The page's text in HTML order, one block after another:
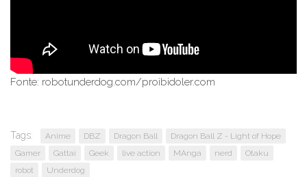
Fonte: robotunderdog.com/proibidoler.com
Tags: Anime DBZ Dragon Ball
Dragon Ball Z - Light of Hope
Gamer
Gattai Geek live action MAnga nerd
Otaku
robot
Underdog